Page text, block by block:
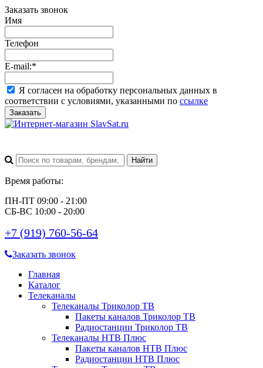
Заказать звонок
Имя
Телефон
E-mail:*
Я согласен на обработку персональных данных в
соответствии с условиями, указанными по ссылке
Заказать
Время работы:
ПН-ПТ 09:00 - 21:00
СБ-ВС 10:00 - 20:00
+7 (919) 760-56-64
Заказать звонок
Главная
Каталог
Телеканалы
Телеканалы Триколор ТВ
Пакеты каналов Триколор ТВ
Радиостанции Триколор ТВ
Телеканалы НТВ Плюс
Пакеты каналов НТВ Плюс
Радиостанции НТВ Плюс